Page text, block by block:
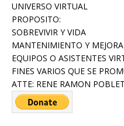
UNIVERSO VIRTUAL
PROPOSITO:
SOBREVIVIR Y VIDA
MANTENIMIENTO Y
EQUIPOS O ASISTENTES
FINES VARIOS QUE SE
ATTE: RENE RAMON